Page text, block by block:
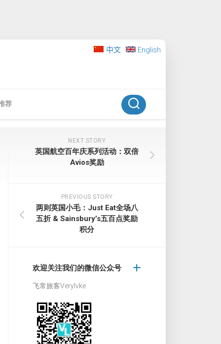
荐
中文 English
NEXT STORY
英国航空百年庆系列活动：双倍
Avios奖励
PREVIOUS STORY
两则英国小毛：Just Eat全场八
五折 & Sainsbury’s五百点奖励
积分
欢迎关注我们的微信公众号
飞常旅客Verylvke